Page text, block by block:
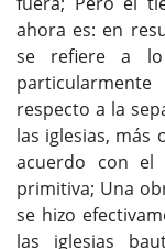
ahora es: en
se refiere a
respecto a la
las iglesias, más
acuerdo con el
primitiva; Una
se hizo
las iglesias